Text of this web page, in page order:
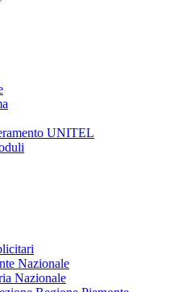
UNITEL
Nazionale
Nazionale